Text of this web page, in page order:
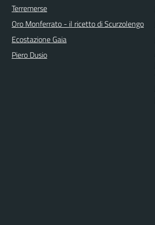
Terremerse
Oro Monferrato - il ricetto di Scurzolengo
Ecostazione Gaia
Piero Dusio